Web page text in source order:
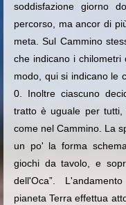
soddisfazione giorno
percorso, ma ancor di
meta. Sul Cammino
che indicano i chilometri
modo, qui si indicano le
0. Inoltre ciascuno
tratto è uguale per
come nel Cammino. La
un po' la forma
giochi da tavolo, e
dell'Oca”.
pianeta Terra effettua